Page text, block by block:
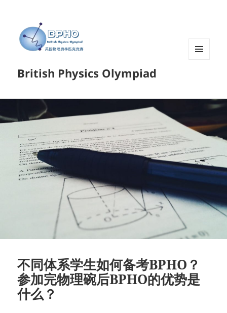
British Physics Olympiad
不同体系学生如何备考BPHO？
参加完物理碗后BPHO的优势是
什么？